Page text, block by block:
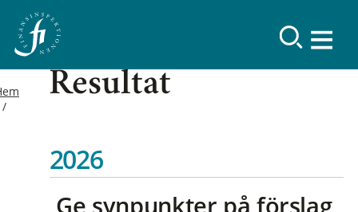
Resultat
2026
Ge synpunkter på förslag